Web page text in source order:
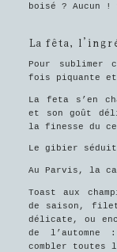
boisé ? Aucun !
La fêta,
Pour
fois piquante et
La feta s’en
et son goût
la finesse du
Le gibier
Au Parvis, la
Toast aux
de saison, filet
délicate, ou
de l’automne
combler toutes